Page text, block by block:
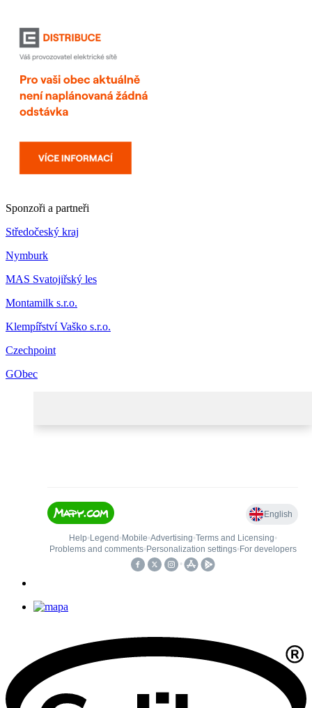
Sponzoři a partneři
Středočeský kraj
Nymburk
MAS Svatojiřský les
Montamilk s.r.o.
Klempířství Vaško s.r.o.
Czechpoint
GObec